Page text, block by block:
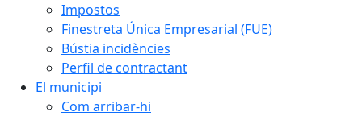
Impostos
Finestreta Única Empresarial (FUE)
Bústia incidències
Perfil de contractant
El municipi
Com arribar-hi